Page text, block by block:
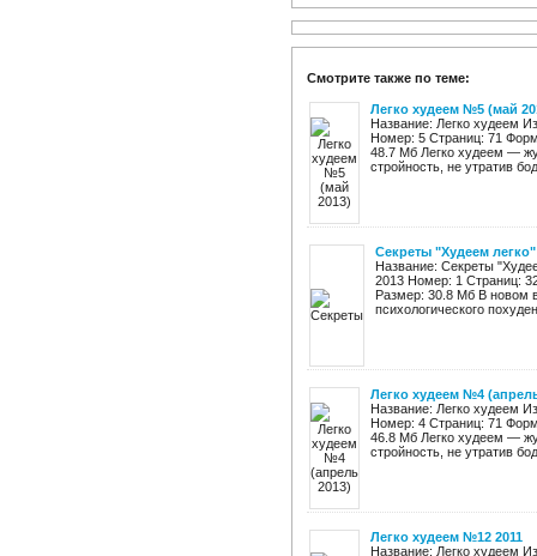
Смотрите также по теме:
Легко худеем №5 (май
Название: Легко худеем
Номер: 5 Страниц: 71
48.7 Мб Легко худеем —
стройность, не утратив
Секреты "Худеем
Название: Секреты
2013 Номер: 1 Страниц:
Размер: 30.8 Мб В новом
психологического
Легко худеем №4
Название: Легко худеем
Номер: 4 Страниц: 71
46.8 Мб Легко худеем —
стройность, не утратив
Легко худеем №12 2011
Название: Легко худеем